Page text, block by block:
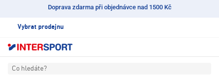
Doprava zdarma při objednávce nad 1500 Kč
Vybrat prodejnu
Co hledáte?